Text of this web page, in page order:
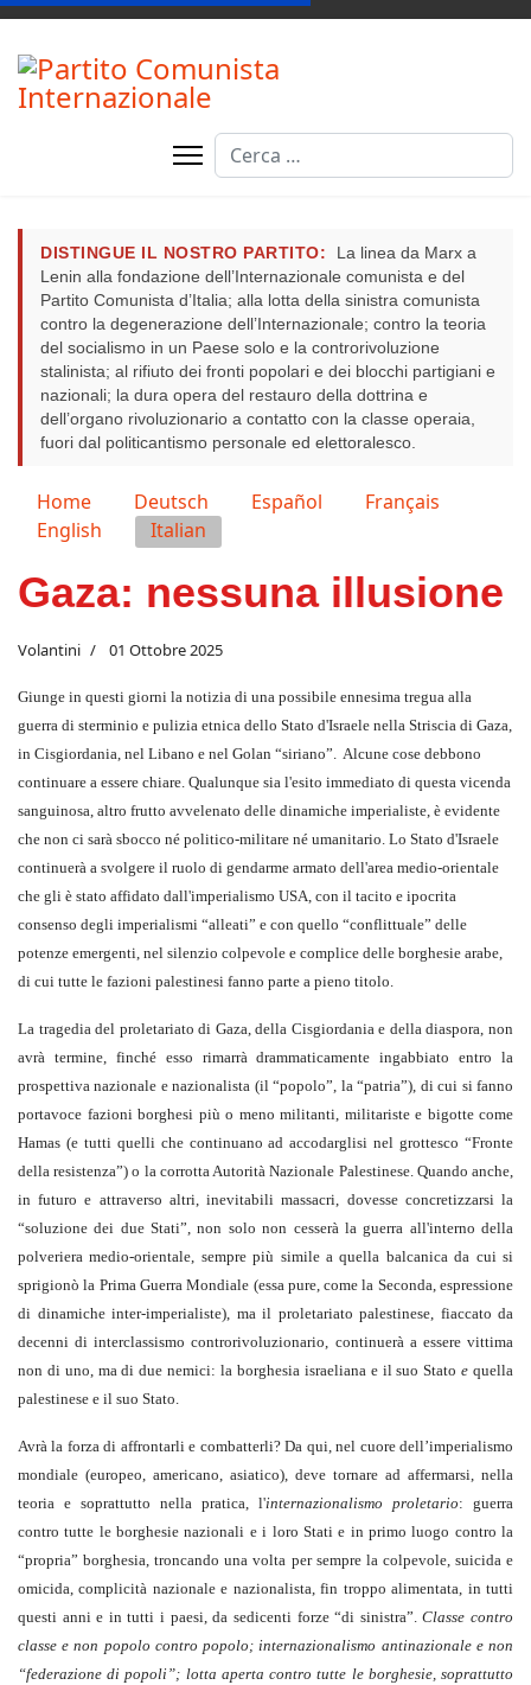
Cerca
DISTINGUE IL NOSTRO PARTITO:
La linea da Marx a
Lenin alla fondazione dell’Internazionale comunista e del
Partito Comunista d’Italia; alla lotta della sinistra comunista
contro la degenerazione dell’Internazionale; contro la teoria
del socialismo in un Paese solo e la controrivoluzione
stalinista; al rifiuto dei fronti popolari e dei blocchi partigiani e
nazionali; la dura opera del restauro della dottrina e
dell’organo rivoluzionario a contatto con la classe operaia,
fuori dal politicantismo personale ed elettoralesco.
Seleziona la tua lingua
Home Deutsch Español
Français
English
Italian
Gaza: nessuna illusione
Volantini 01 Ottobre 2025
Giunge in questi giorni la notizia di una possibile ennesima tregua alla
guerra di sterminio e pulizia etnica dello Stato d'Israele nella Striscia di Gaza,
in Cisgiordania, nel Libano e nel Golan “siriano”. Alcune cose debbono
continuare a essere chiare. Qualunque sia l'esito immediato di questa vicenda
sanguinosa, altro frutto avvelenato delle dinamiche imperialiste, è evidente
che non ci sarà sbocco né politico-militare né umanitario. Lo Stato d'Israele
continuerà a svolgere il ruolo di gendarme armato dell'area medio-orientale
che gli è stato affidato dall'imperialismo USA, con il tacito e ipocrita
consenso degli imperialismi “alleati” e con quello “conflittuale” delle
potenze emergenti, nel silenzio colpevole e complice delle borghesie arabe,
di cui tutte le fazioni palestinesi fanno parte a pieno titolo.
La tragedia del proletariato di Gaza, della Cisgiordania e della diaspora, non
avrà termine, finché esso rimarrà drammaticamente ingabbiato entro la
prospettiva nazionale e nazionalista (il “popolo”, la “patria”), di cui si fanno
portavoce fazioni borghesi più o meno militanti, militariste e bigotte come
Hamas (e tutti quelli che continuano ad accodarglisi nel grottesco “Fronte
della resistenza”) o la corrotta Autorità Nazionale Palestinese. Quando anche,
in futuro e attraverso altri, inevitabili massacri, dovesse concretizzarsi la
“soluzione dei due Stati”, non solo non cesserà la guerra all'interno della
polveriera medio-orientale, sempre più simile a quella balcanica da cui si
sprigionò la Prima Guerra Mondiale (essa pure, come la Seconda, espressione
di dinamiche inter-imperialiste), ma il proletariato palestinese, fiaccato da
decenni di interclassismo controrivoluzionario, continuerà a essere vittima
non di uno, ma di due nemici: la borghesia israeliana e il suo Statoe quella
palestinese e il suo Stato.
Avrà la forza di affrontarli e combatterli? Da qui, nel cuore dell’imperialismo
mondiale (europeo, americano, asiatico), deve tornare ad affermarsi, nella
teoria e soprattutto nella pratica, l'internazionalismo proletario: guerra
contro tutte le borghesie nazionali e i loro Stati e in primo luogo contro la
“propria” borghesia, troncando una volta per sempre la colpevole, suicida e
omicida, complicità nazionale e nazionalista, fin troppo alimentata, in tutti
questi anni e in tutti i paesi, da sedicenti forze “di sinistra”.Classe contro
classe e non popolo contro popolo; internazionalismo antinazionale e non
“federazione di popoli”; lotta aperta contro tutte le borghesie, soprattutto